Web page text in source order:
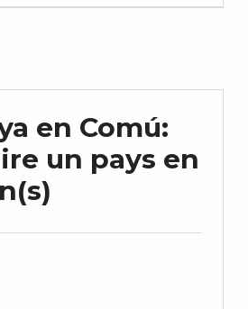
en Comú:
un pays en